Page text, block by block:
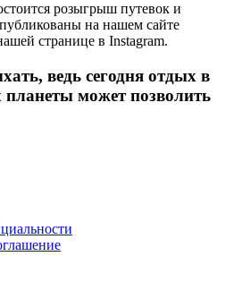
розыгрыш путевок и
на нашем сайте
странице в Instagram.
ведь сегодня отдых в
планеты может позволить